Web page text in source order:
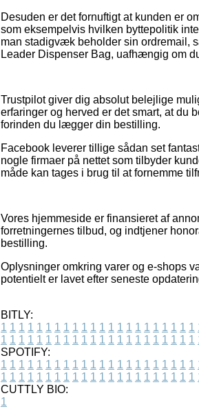
Desuden er det fornuftigt at kunden er
som eksempelvis hvilken byttepolitik
man stadigvæk beholder sin ordremail,
Leader Dispenser Bag, uafhængig om
Trustpilot giver dig absolut belejlige
erfaringer og herved er det smart, at du
forinden du lægger din bestilling.
Facebook leverer tillige sådan set
nogle firmaer på nettet som tilbyder
måde kan tages i brug til at fornemme
Vores hjemmeside er finansieret af
forretningernes tilbud, og indtjener
bestilling.
Oplysninger omkring varer og e-shops
potentielt er lavet efter seneste
BITLY:
1 1 1 1 1 1 1 1 1 1 1 1 1 1 1 1 1 1 1 1 1 1
1 1 1 1 1 1 1 1 1 1 1 1 1 1 1 1 1 1 1 1 1 1
SPOTIFY:
1 1 1 1 1 1 1 1 1 1 1 1 1 1 1 1 1 1 1 1 1 1
1 1 1 1 1 1 1 1 1 1 1 1 1 1 1 1 1 1 1 1 1 1
CUTTLY BIO:
1